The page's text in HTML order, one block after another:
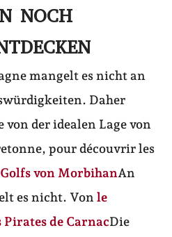
NOCH
mangelt es nicht an
Daher
der idealen Lage von
pour découvrir les
von MorbihanAn
es nicht. Vonle
de CarnacDie